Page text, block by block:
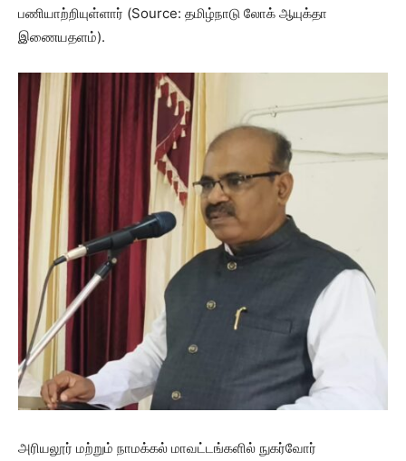
பணியாற்றியுள்ளார் (Source: தமிழ்நாடு லோக் ஆயுக்தா
இணையதளம்).
அரியலூர் மற்றும் நாமக்கல் மாவட்டங்களில் நுகர்வோர்